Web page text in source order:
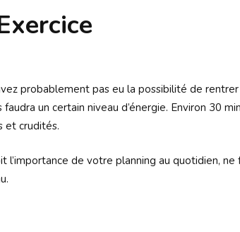
probablement pas eu la possibilité de
un certain niveau d’énergie. Environ 30
et crudités.
l’importance de votre planning au quotidien,